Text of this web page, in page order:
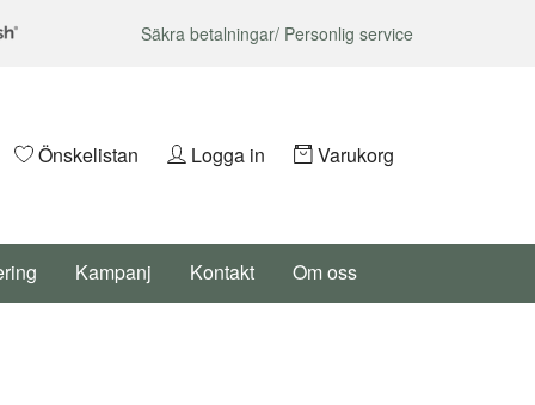
Säkra betalningar/ Personlig service
Önskelistan Logga in Varukorg
Kampanj Kontakt Om oss